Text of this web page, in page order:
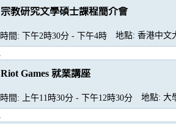
宗教研究文學碩士課程簡介會
時間: 下午2時30分 - 下午4時 地點: 香港中文
Riot Games 就業講座
時間: 上午11時30分 - 下午12時30分 地點: 大